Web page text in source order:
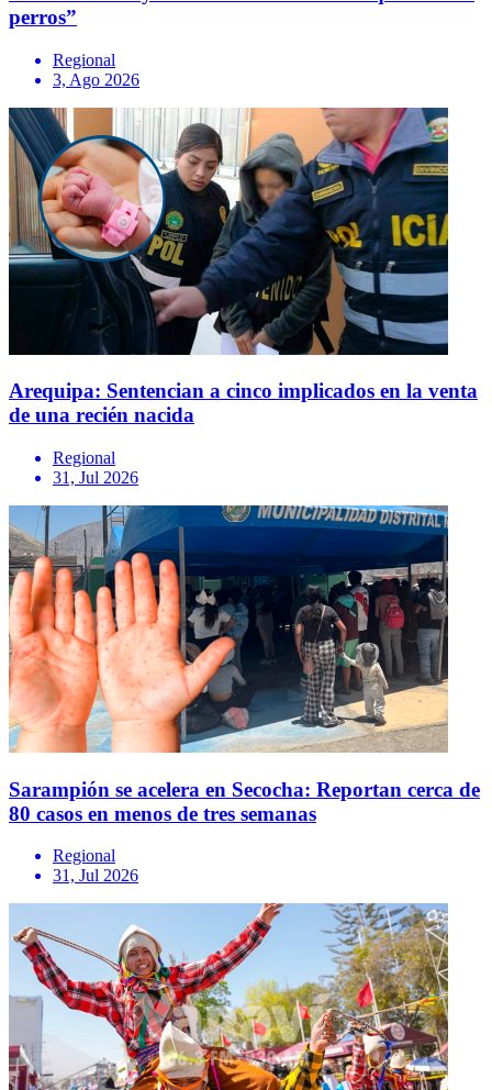
perros”
Regional
3, Ago 2026
Arequipa: Sentencian a cinco implicados en la venta
de una recién nacida
Regional
31, Jul 2026
Sarampión se acelera en Secocha: Reportan cerca de
80 casos en menos de tres semanas
Regional
31, Jul 2026